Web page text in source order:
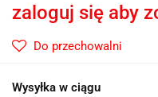
zaloguj się aby
Do przechowalni
Wysyłka w ciągu